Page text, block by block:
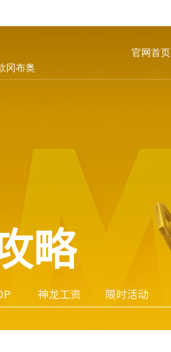
冈布奥
官网首页
略
神龙工资 限时活动